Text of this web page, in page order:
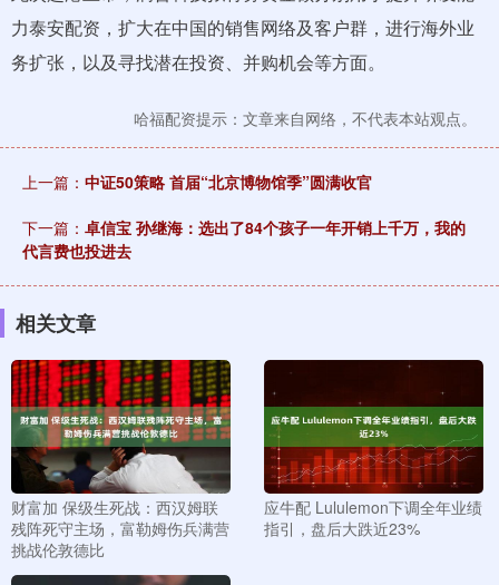
力泰安配资，扩大在中国的销售网络及客户群，进行海外业
务扩张，以及寻找潜在投资、并购机会等方面。
哈福配资提示：文章来自网络，不代表本站观点。
上一篇： 中证50策略 首届“北京博物馆季”圆满收官
下一篇： 卓信宝 孙继海：选出了84个孩子一年开销上千万，我的
代言费也投进去
相关文章
财富加 保级生死战：西汉姆联
残阵死守主场，富勒姆伤兵满营
挑战伦敦德比
应牛配 Lululemon下调全年业绩
指引，盘后大跌近23%